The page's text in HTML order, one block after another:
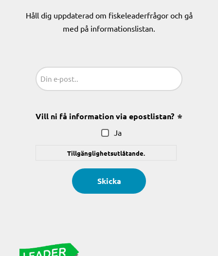
Håll dig uppdaterad om fiskeleaderfrågor och gå
med på informationslistan.
Sähköposti
Vill ni få information via epostlistan?
Ja
Tillgänglighetsutlåtande.